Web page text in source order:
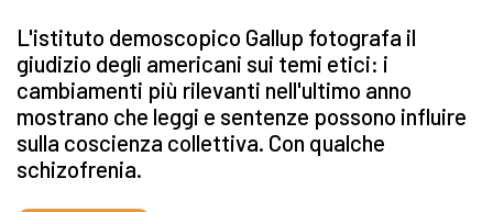
L'istituto demoscopico Gallup fotografa il
giudizio degli americani sui temi etici: i
cambiamenti più rilevanti nell'ultimo anno
mostrano che leggi e sentenze possono influire
sulla coscienza collettiva. Con qualche
schizofrenia.